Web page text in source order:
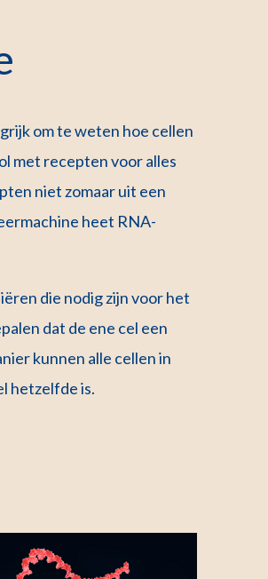
om te weten hoe cellen
met recepten voor alles
niet zomaar uit een
heet RNA-
die nodig zijn voor het
dat de ene cel een
kunnen alle cellen in
hetzelfde is.